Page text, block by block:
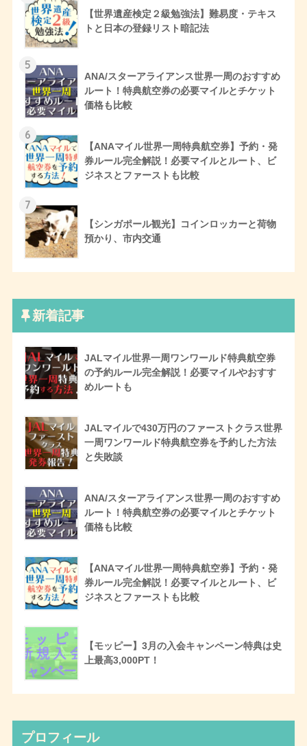
【世界遺産検定２級勉強法】難易度・テキス
トと日本の登録リスト暗記法
5
ANA/スターアライアンス世界一周のおすすめ
ルート！特典航空券の必要マイルとチケット
価格も比較
6
【ANAマイル世界一周特典航空券】予約・発
券ルール完全解説！必要マイルとルート、ビ
ジネスとファーストも比較
7
【シンガポール観光】コインロッカーと荷物
預かり、市内交通
新着記事
JALマイル世界一周ワンワールド特典航空券
の予約ルール完全解説！必要マイルやおすす
めルートも
JALマイルで430万円のファーストクラス世界
一周ワンワールド特典航空券を予約した方法
と失敗談
ANA/スターアライアンス世界一周のおすすめ
ルート！特典航空券の必要マイルとチケット
価格も比較
【ANAマイル世界一周特典航空券】予約・発
券ルール完全解説！必要マイルとルート、ビ
ジネスとファーストも比較
【モッピー】3月の入会キャンペーン特典は史
上最高3,000PT！
プロフィール